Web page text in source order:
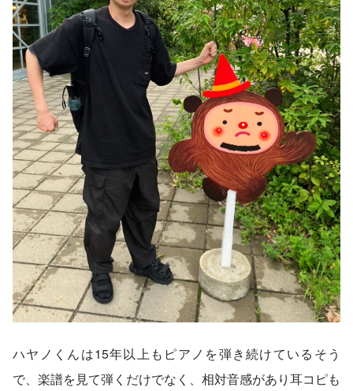
ハヤノくんは15年以上もピアノを弾き続けているそう
で、楽譜を見て弾くだけでなく、相対音感があり耳コピも